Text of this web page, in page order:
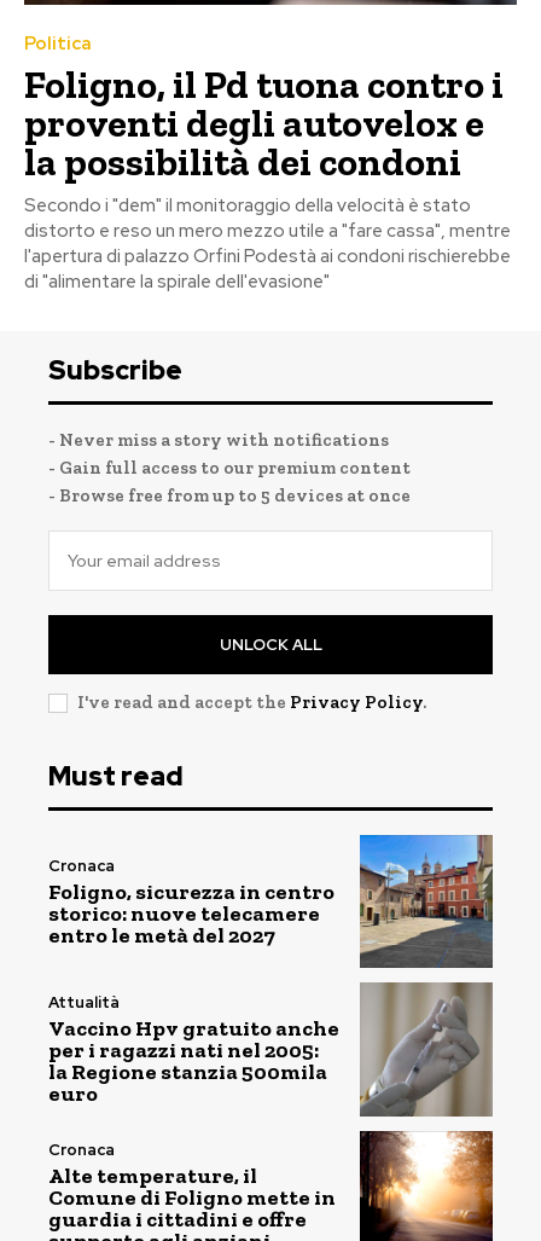
Politica
Foligno, il Pd tuona contro i
proventi degli autovelox e
la possibilità dei condoni
Secondo i "dem" il monitoraggio della velocità è stato
distorto e reso un mero mezzo utile a "fare cassa", mentre
l'apertura di palazzo Orfini Podestà ai condoni rischierebbe
di "alimentare la spirale dell'evasione"
Subscribe
- Never miss a story with notifications
- Gain full access to our premium content
- Browse free from up to 5 devices at once
UNLOCK ALL
I've read and accept the Privacy Policy.
Must read
Cronaca
Foligno, sicurezza in centro
storico: nuove telecamere
entro le metà del 2027
Attualità
Vaccino Hpv gratuito anche
per i ragazzi nati nel 2005:
la Regione stanzia 500mila
euro
Cronaca
Alte temperature, il
Comune di Foligno mette in
guardia i cittadini e offre